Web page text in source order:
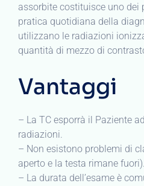
assorbite costituisce uno dei
pratica quotidiana della
utilizzano le radiazioni
quantità di mezzo di
Vantaggi
– La TC esporrà il Paziente
radiazioni.
– Non esistono problemi di
aperto e la testa rimane fuori).
– La durata dell’esame è